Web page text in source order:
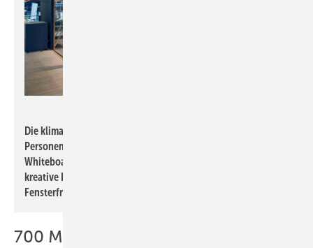
Die klimatisierten Konferenzräume bieten Platz für 6 bis 80
Personen. Sie sind angenehm beleuchtetet und mit digitalen
Whiteboards und 4K Screens ausgestattet, um insbesondere
kreative Besprechungen möglich zu machen. Große
Fensterfronten geben den Blick in die Halle frei.
700 Meter Luftkanäle für optimales